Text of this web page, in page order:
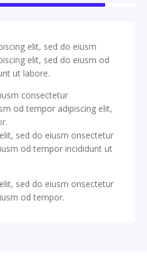
elit, sed do eiusm
elit, sed do eiusm od
ut labore.
consectetur
od tempor adipiscing elit,
sed do eiusm onsectetur
od tempor incididunt ut
sed do eiusm onsectetur
od tempor.